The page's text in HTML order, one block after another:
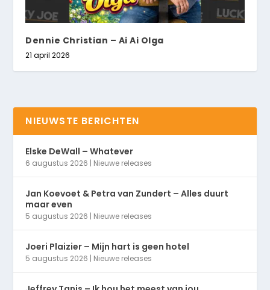
Dennie Christian – Ai Ai Olga
21 april 2026
NIEUWSTE BERICHTEN
Elske DeWall – Whatever
6 augustus 2026 | Nieuwe releases
Jan Koevoet & Petra van Zundert – Alles duurt
maar even
5 augustus 2026 | Nieuwe releases
Joeri Plaizier – Mijn hart is geen hotel
5 augustus 2026 | Nieuwe releases